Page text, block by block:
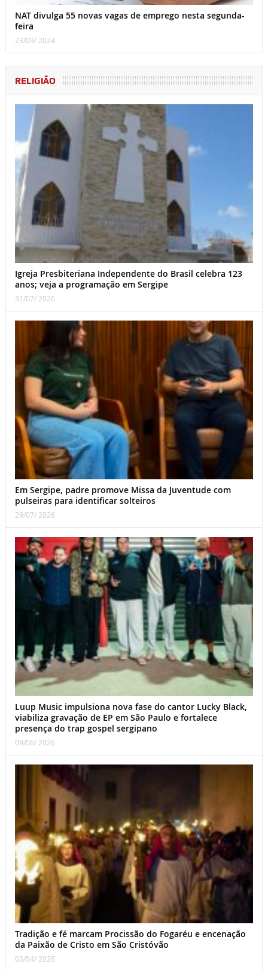
NAT divulga 55 novas vagas de emprego nesta segunda-
feira
23/09/ 2024
RELIGIÃO
Igreja Presbiteriana Independente do Brasil celebra 123
anos; veja a programação em Sergipe
31/07/ 2026
Em Sergipe, padre promove Missa da Juventude com
pulseiras para identificar solteiros
29/07/ 2026
Luup Music impulsiona nova fase do cantor Lucky Black,
viabiliza gravação de EP em São Paulo e fortalece
presença do trap gospel sergipano
09/06/ 2026
Tradição e fé marcam Procissão do Fogaréu e encenação
da Paixão de Cristo em São Cristóvão
03/04/ 2026